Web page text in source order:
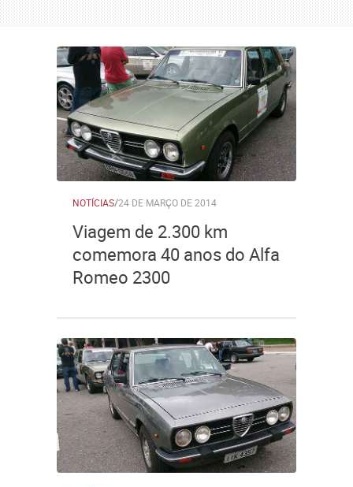
NOTÍCIAS/24 DE MARÇO DE 2014
Viagem de 2.300 km
comemora 40 anos do Alfa
Romeo 2300